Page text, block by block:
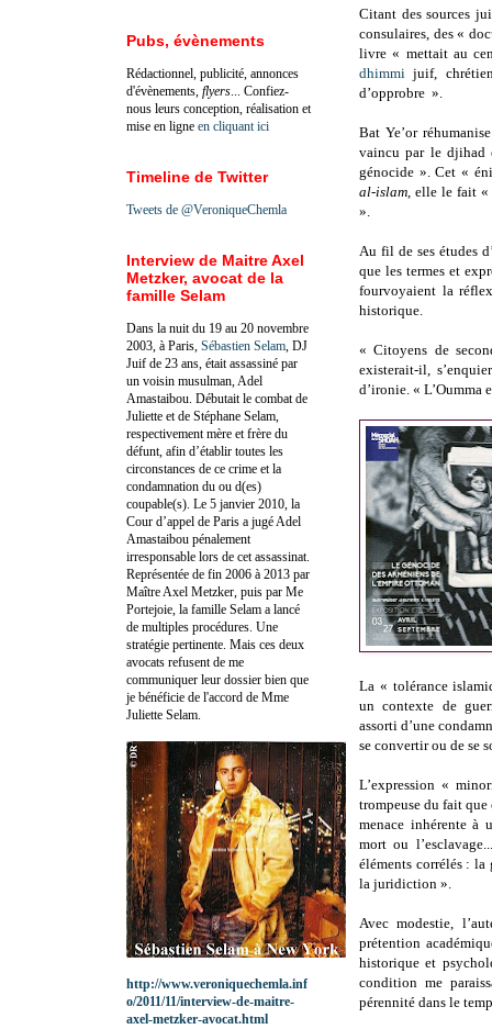
Citant des sources
consulaires, des «
livre « mettait au
dhimmi juif,
d’opprobre ».
Bat Ye’or
vaincu par le djihad
génocide ». Cet «
al-islam, elle le fait «
».
Au fil de ses études
que les termes et
fourvoyaient la
historique.
« Citoyens de
existerait-il,
d’ironie. «
La « tolérance
un contexte de
assorti d’une
se convertir ou de se
L’expression «
trompeuse du fait
menace inhérente à
mort ou
éléments corrélés :
la juridiction ».
Avec modestie,
prétention
historique et
condition me
pérennité dans le
Pubs, évènements
Rédactionnel, publicité, annonces
d'évènements, flyers ... Confiez-
nous leurs conception, réalisation et
mise en ligne en cliquant ici
Timeline de Twitter
Tweets de @VeroniqueChemla
Interview de Maitre Axel
Metzker, avocat de la
famille Selam
Dans la nuit du 19 au 20 novembre
2003, à Paris, Sébastien Selam , DJ
Juif de 23 ans, était assassiné par
un voisin musulman, Adel
Amastaibou. Débutait le combat de
Juliette et de Stéphane Selam,
respectivement mère et frère du
défunt, afin d’établir toutes les
circonstances de ce crime et la
condamnation du ou d(es)
coupable(s). Le 5 janvier 2010, la
Cour d’appel de Paris a jugé Adel
Amastaibou pénalement
irresponsable lors de cet assassinat.
Représentée de fin 2006 à 2013 par
Maître Axel Metzker, puis par Me
Portejoie, la famille Selam a lancé
de multiples procédures. Une
stratégie pertinente. Mais ces deux
avocats refusent de me
communiquer leur dossier bien que
je bénéficie de l'accord de Mme
Juliette Selam.
http://www.veroniquechemla.inf
o/2011/11/interview-de-maitre-
axel-metzker-avocat.html